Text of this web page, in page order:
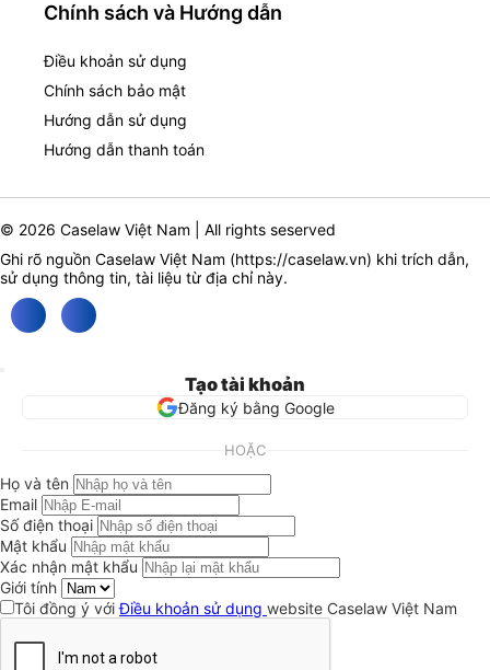
Chính sách và Hướng dẫn
Điều khoản sử dụng
Chính sách bảo mật
Hướng dẫn sử dụng
Hướng dẫn thanh toán
© 2026 Caselaw Việt Nam | All rights seserved
Ghi rõ nguồn Caselaw Việt Nam (https://caselaw.vn) khi trích dẫn,
sử dụng thông tin, tài liệu từ địa chỉ này.
Tạo tài khoản
Đăng ký bằng Google
HOẶC
Họ và tên
Email
Số điện thoại
Mật khẩu
Xác nhận mật khẩu
Giới tính
Tôi đồng ý vớiĐiều khoản sử dụng website Caselaw Việt Nam